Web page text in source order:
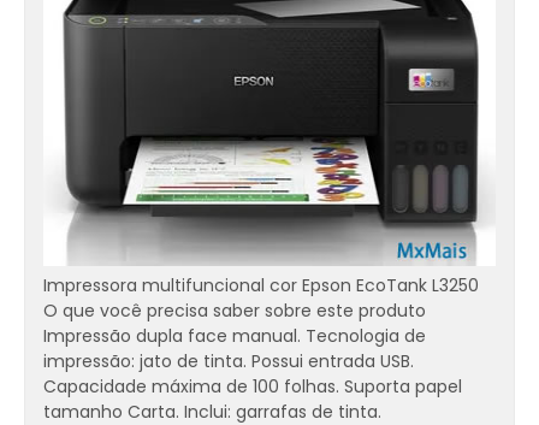
Impressora multifuncional cor Epson EcoTank L3250
O que você precisa saber sobre este produto
Impressão dupla face manual. Tecnologia de
impressão: jato de tinta. Possui entrada USB.
Capacidade máxima de 100 folhas. Suporta papel
tamanho Carta. Inclui: garrafas de tinta.